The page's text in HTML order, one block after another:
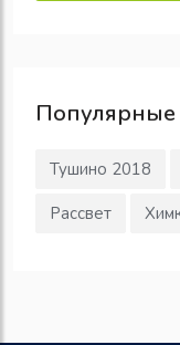
Популярные
Тушино 2018
Рассвет